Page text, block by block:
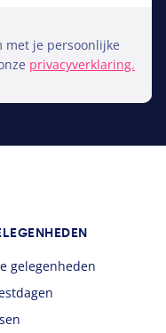
met je persoonlijke
privacyverklaring.
gelegenheden